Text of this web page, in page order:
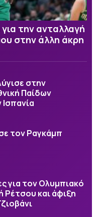
την ανταλλαγή
στην άλλη άκρη
στην
Παίδων
τον Ραγκάμπ
για τον Ολυμπιακό
Ρέτσου και άφιξη